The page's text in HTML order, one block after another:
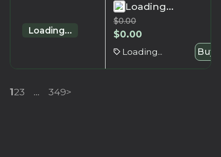
Loading...
Loading...
$0.00
$0.00
Loading... Buy
123 ... 349>